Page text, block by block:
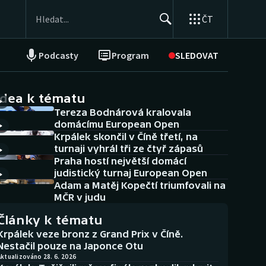
ČT
Podcasty Program SLEDOVAT
NEPŘEHLÉDNĚTE
Historické návraty
Aplikace ČT sport
AZ kvíz
k tématu
Tereza Bodnárová kralovala
domácímu European Open
Krpálek skončil v Číně třetí, na
turnaji vyhrál tři ze čtyř zápasů
Praha hostí největší domácí
judistický turnaj European Open
Adam a Matěj Kopečtí triumfovali na
MČR v judu
k tématu
veze bronz z Grand Prix v Číně.
pouze na Japonce Otu
28. 6. 2026